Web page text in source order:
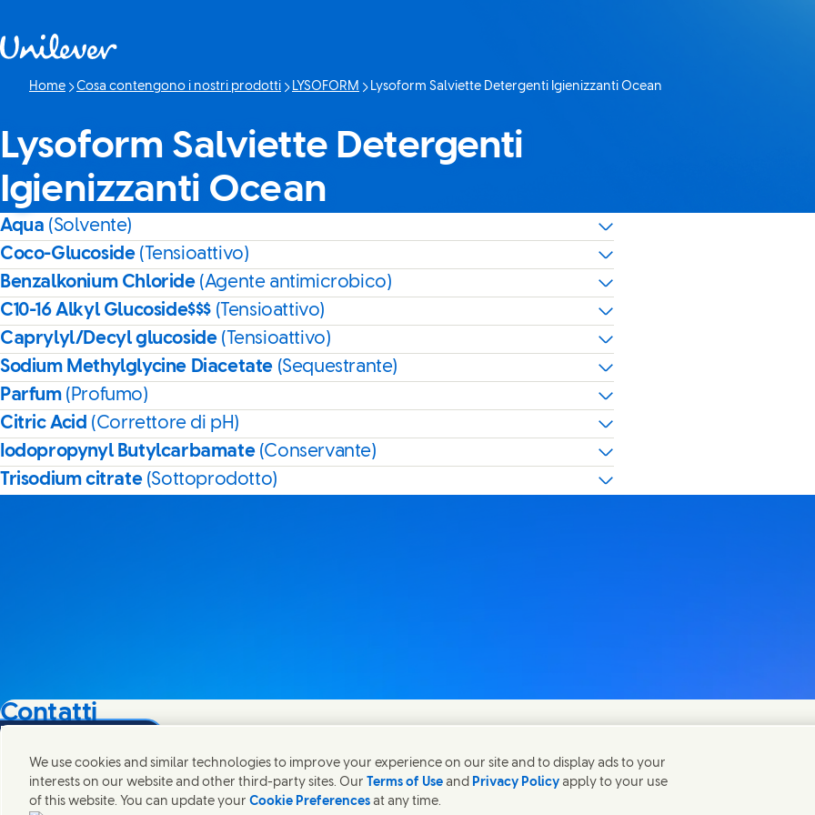
Home Cosa contengono i nostri prodotti LYSOFORM
Pagina corrente:
Lysoform Salviette Detergenti Igienizzanti Ocean
Lysoform Salviette Detergenti
Igienizzanti Ocean
Aqua (Solvente)
Coco-Glucoside (Tensioattivo)
Benzalkonium Chloride (Agente antimicrobico)
C10-16 Alkyl Glucoside$$$ (Tensioattivo)
Caprylyl/Decyl glucoside (Tensioattivo)
Sodium Methylglycine Diacetate (Sequestrante)
Parfum (Profumo)
Citric Acid (Correttore di pH)
Iodopropynyl Butylcarbamate (Conservante)
Trisodium citrate (Sottoprodotto)
Contatti
Mettiti in contatto con Unilever in tutto il mondo.
Contatti
We use cookies and similar technologies to improve your experience on our site and to display ads to your
interests on our website and other third-party sites. Our Terms of Use and Privacy Policy apply to your use
of this website. You can update your Cookie Preferences at any time.